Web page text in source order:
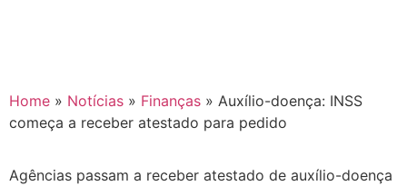
Home » Notícias » Finanças » Auxílio-doença: INSS
começa a receber atestado para pedido
Agências passam a receber atestado de auxílio-doença